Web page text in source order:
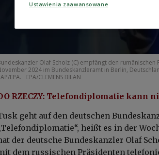
Olaf Scholz (C) empfängt den
2024 im Bundeskanzleramt in Berlin,
EPA.
EPA/CLEMENS BILAN
RZECZY: Telefondiplomatie kann
geht auf den deutschen
heißt es in der
der deutsche Bundeskanzler Olaf
dem russischen Präsidenten
Ustawienia zaawansowane